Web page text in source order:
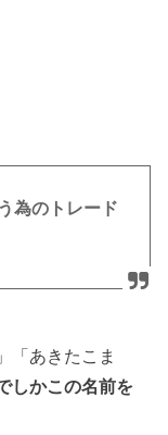
為のトレード
「あきたこま
しかこの名前を